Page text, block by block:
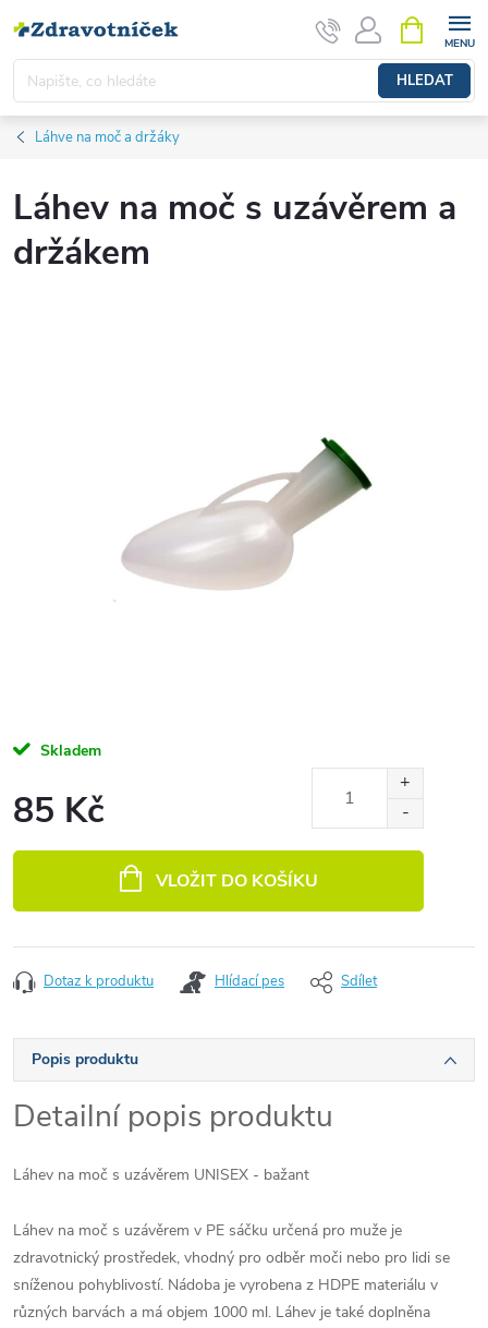
HLEDAT
Láhve na moč a držáky
Láhev na moč s uzávěrem a
držákem
Skladem
85 Kč
VLOŽIT DO KOŠÍKU
Dotaz k produktu Hlídací pes Sdílet
Popis produktu
Detailní popis produktu
Láhev na moč s uzávěrem UNISEX - bažant
Láhev na moč s uzávěrem v PE sáčku určená pro muže je
zdravotnický prostředek, vhodný pro odběr moči nebo pro lidi se
sníženou pohyblivostí. Nádoba je vyrobena z HDPE materiálu v
různých barvách a má objem 1000 ml. Láhev je také doplněna